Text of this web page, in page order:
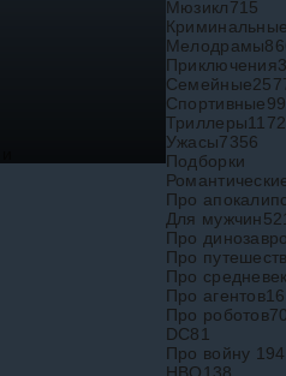
Мюзикл715
Криминальные
Мелодрамы
Приключения
Семейные
Спортивные
Триллеры
Ужасы7356
Подборки
Про
Для мужчин
Про
Про
Про
Про агентов
Про роботов70
DC81
Про войну